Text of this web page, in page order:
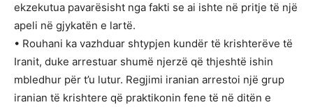
ekzekutua pavarësisht nga fakti se ai ishte në pritje të një
apeli në gjykatën e lartë.
• Rouhani ka vazhduar shtypjen kundër të krishterëve të
Iranit, duke arrestuar shumë njerzë që thjeshtë ishin
mbledhur për t’u lutur. Regjimi iranian arrestoi një grup
iranian të krishtere që praktikonin fene të në ditën e